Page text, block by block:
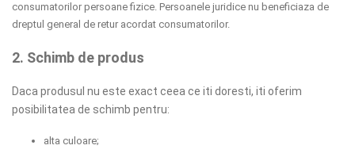
consumatorilor persoane fizice. Persoanele juridice nu beneficiaza de
dreptul general de retur acordat consumatorilor.
2. Schimb de produs
Daca produsul nu este exact ceea ce iti doresti, iti oferim
posibilitatea de schimb pentru:
alta culoare;